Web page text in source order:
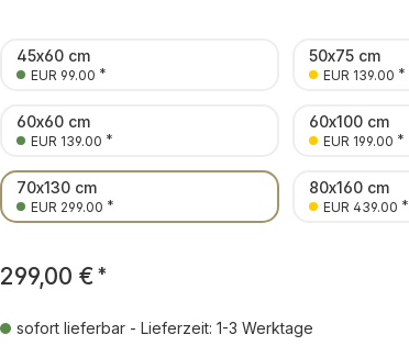
45x60 cm
EUR 99.00 *
50x75 cm
EUR 139.00 *
60x60 cm
EUR 139.00 *
60x100 cm
EUR 199.00 *
70x130 cm
EUR 299.00 *
80x160 cm
EUR 439.00 *
299,00 € *
sofort lieferbar - Lieferzeit: 1-3 Werktage